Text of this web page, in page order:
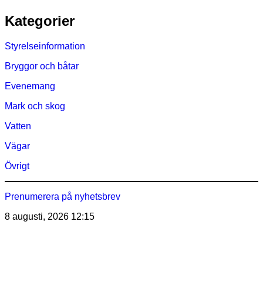
Hoppa
till
Kategorier
Styrelseinformation
Bryggor och båtar
Evenemang
Mark och skog
Vatten
Vägar
Övrigt
Prenumerera på nyhetsbrev
8 augusti, 2026 12:15